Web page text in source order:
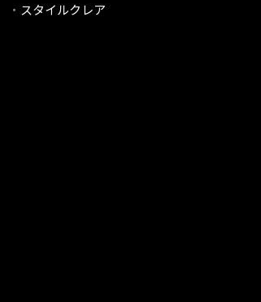
スタイルクレア